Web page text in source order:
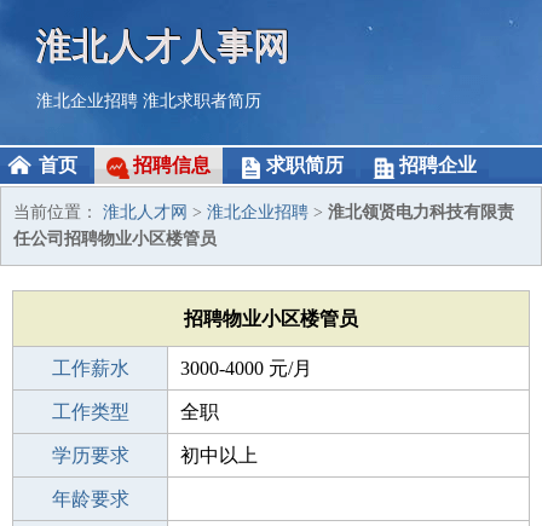
淮北人才人事网
淮北企业招聘 淮北求职者简历
首页 招聘信息 求职简历 招聘企业
当前位置： 淮北人才网 > 淮北企业招聘 > 淮北领贤电力科技有限责
任公司招聘物业小区楼管员
招聘物业小区楼管员
工作薪水 3000-4000 元/月
招聘人数 1人
工作类型 全职
性别要求 -
学历要求 初中以上
工作经验
年龄要求